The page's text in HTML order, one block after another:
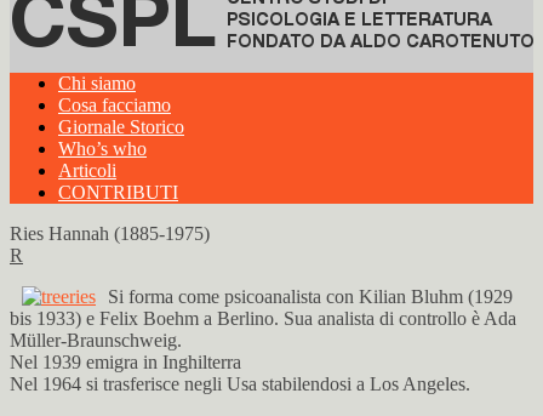
Chi siamo
Cosa facciamo
Giornale Storico
Who’s who
Articoli
CONTRIBUTI
Ries Hannah (1885-1975)
R
Si forma come psicoanalista con Kilian Bluhm (1929
bis 1933) e Felix Boehm a Berlino. Sua analista di controllo è Ada
Müller-Braunschweig.
Nel 1939 emigra in Inghilterra
Nel 1964 si trasferisce negli Usa stabilendosi a Los Angeles.